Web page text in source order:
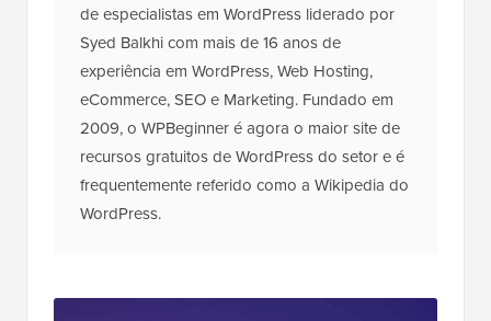
de especialistas em WordPress liderado por
Syed Balkhi com mais de 16 anos de
experiência em WordPress, Web Hosting,
eCommerce, SEO e Marketing. Fundado em
2009, o WPBeginner é agora o maior site de
recursos gratuitos de WordPress do setor e é
frequentemente referido como a Wikipedia do
WordPress.